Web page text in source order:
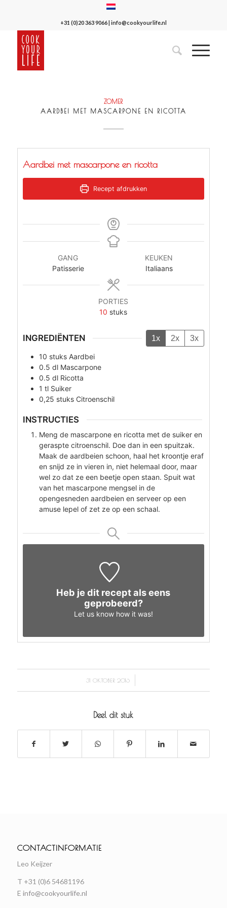
+31 (0)20 363 9066| info@cookyourlife.nl
ZOMER
AARDBEI MET MASCARPONE EN RICOTTA
Aardbei met mascarpone en ricotta
Recept afdrukken
GANG
Patisserie
KEUKEN
Italiaans
PORTIES
10 stuks
INGREDIËNTEN 1x 2x 3x
10 stuks Aardbei
0.5 dl Mascarpone
0.5 dl Ricotta
1 tl Suiker
0,25 stuks Citroenschil
INSTRUCTIES
Meng de mascarpone en ricotta met de suiker en
geraspte citroenschil. Doe dan in een spuitzak.
Maak de aardbeien schoon, haal het kroontje eraf
en snijd ze in vieren in, niet helemaal door, maar
wel zo dat ze een beetje open staan. Spuit wat
van het mascarpone mengsel in de
opengesneden aardbeien en serveer op een
amuse lepel of zet ze op een schaal.
Heb je dit recept als eens
geprobeerd?
Let us knowhow it was!
31 OKTOBER 2016
/
Deel dit stuk
CONTACTINFORMATIE
Leo Keijzer
T +31 (0)6 54681196
E info@cookyourlife.nl